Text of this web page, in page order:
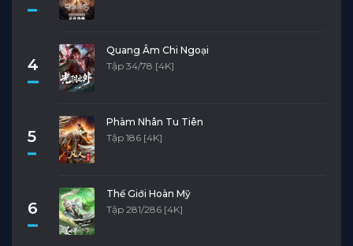
4
Quang Âm Chi Ngoại
Tập 34/78 [4K]
5
Phàm Nhân Tu Tiên
Tập 186 [4K]
6
Thế Giới Hoàn Mỹ
Tập 281/286 [4K]